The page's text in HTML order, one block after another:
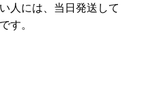
人には、当日発送して
す。